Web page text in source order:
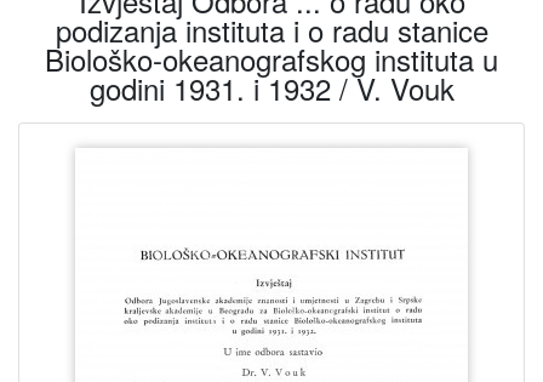
podizanja instituta i o radu stanice
Biološko-okeanografskog instituta u
godini 1931. i 1932 / V. Vouk